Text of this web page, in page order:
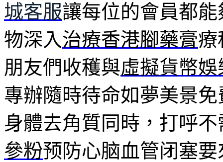
城客服讓每位的會員都
物深入治療香港腳藥膏療
朋友們收穫與虛擬貨幣娛
專辦隨時待命如夢美景免
身體去角質同時，打呼
參粉预防心脑血管闭塞